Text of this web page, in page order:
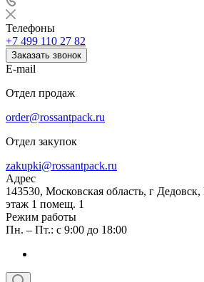
Телефоны
+7 499 110 27 82
Заказать звонок
E-mail
Отдел продаж
order@rossantpack.ru
Отдел закупок
zakupki@rossantpack.ru
Адрес
143530, Московская область, г
этаж 1 помещ. 1
Режим работы
Пн. – Пт.: с 9:00 до 18:00